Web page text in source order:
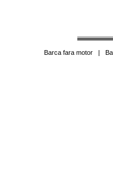
Barca fara motor|